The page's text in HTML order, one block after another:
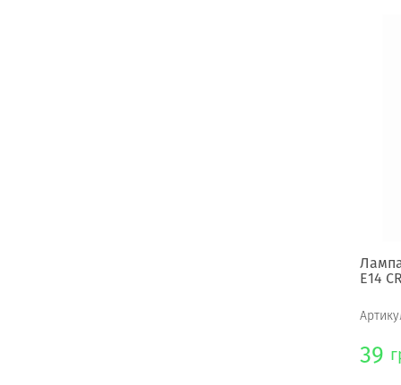
Е14
39